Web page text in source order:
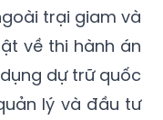
trại giam và
về thi hành án
dự trữ quốc
lý và đầu tư